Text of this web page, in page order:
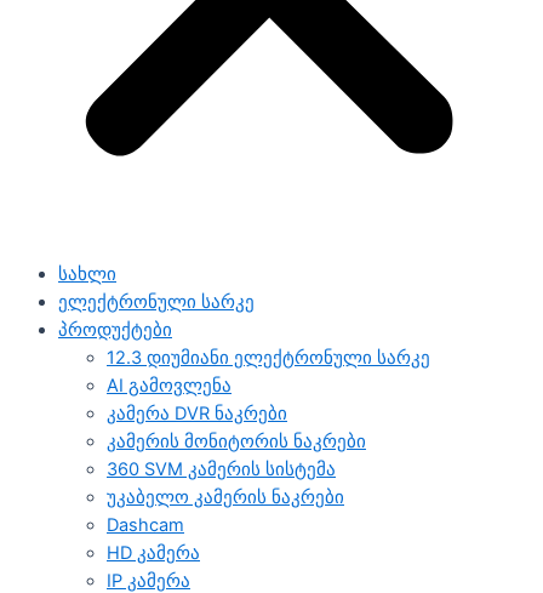
სახლი
ელექტრონული სარკე
პროდუქტები
12.3 დიუმიანი ელექტრონული სარკე
AI გამოვლენა
კამერა DVR ნაკრები
კამერის მონიტორის ნაკრები
360 SVM კამერის სისტემა
უკაბელო კამერის ნაკრები
Dashcam
HD კამერა
IP კამერა